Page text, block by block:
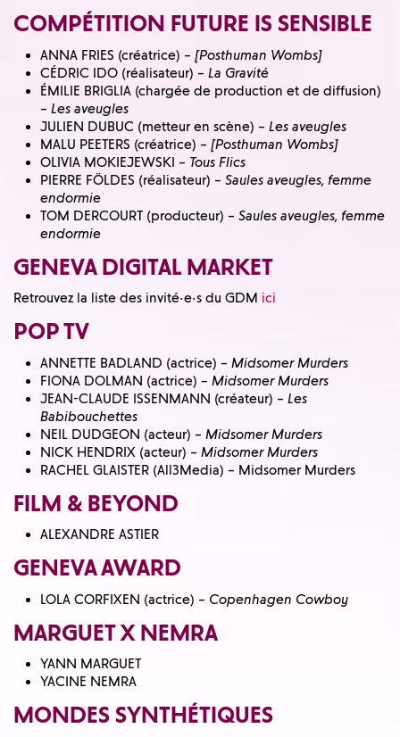
COMPÉTITION FUTURE IS SENSIBLE
ANNA FRIES (créatrice) – [Posthuman Wombs]
CÉDRIC IDO (réalisateur) – La Gravité
ÉMILIE BRIGLIA (chargée de production et de diffusion)
– Les aveugles
JULIEN DUBUC (metteur en scène) – Les aveugles
MALU PEETERS (créatrice) – [Posthuman Wombs]
OLIVIA MOKIEJEWSKI – Tous Flics
PIERRE FÖLDES (réalisateur) – Saules aveugles, femme
endormie
TOM DERCOURT (producteur) – Saules aveugles, femme
endormie
GENEVA DIGITAL MARKET
Retrouvez la liste des invité·e·s du GDM ici
POP TV
ANNETTE BADLAND (actrice) – Midsomer Murders
FIONA DOLMAN (actrice) – Midsomer Murders
JEAN-CLAUDE ISSENMANN (créateur) – Les
Babibouchettes
NEIL DUDGEON (acteur) – Midsomer Murders
NICK HENDRIX (acteur) – Midsomer Murders
RACHEL GLAISTER (All3Media) – Midsomer Murders
FILM & BEYOND
ALEXANDRE ASTIER
GENEVA AWARD
LOLA CORFIXEN (actrice) – Copenhagen Cowboy
MARGUET X NEMRA
YANN MARGUET
YACINE NEMRA
MONDES SYNTHÉTIQUES